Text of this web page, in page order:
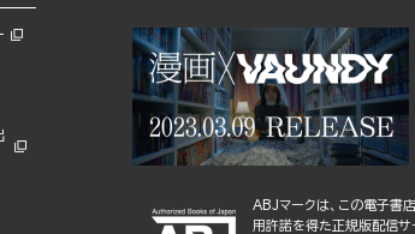
ABJマークは、この電子書
用許諾を得た正規版配信